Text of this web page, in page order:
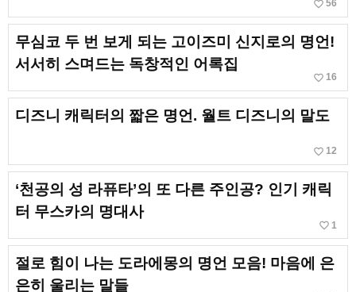
favorite_border 56
무심코 두 번 보게 되는 고이즈미 신지로의 명언!
서서히 스며드는 독창적인 어록집
favorite_border 16
디즈니 캐릭터의 짧은 명언. 월트 디즈니의 말도
favorite_border 12
‘천공의 성 라퓨타’의 또 다른 주인공? 인기 캐릭
터 무스카의 명대사
favorite_border 1
절로 힘이 나는 도라에몽의 명언 모음! 마음에 은
은히 울리는 말들